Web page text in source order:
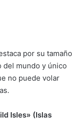
por su tamaño
del mundo y único
no puede volar
Isles» (Islas